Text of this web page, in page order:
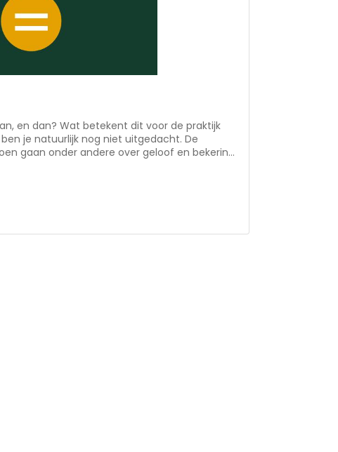
en dan? Wat betekent dit voor de praktijk
je natuurlijk nog niet uitgedacht. De
gaan onder andere over geloof en bekering,
van de Heilige Geest. Het boekje is
artikelen en mooi vormgegeven quotes.